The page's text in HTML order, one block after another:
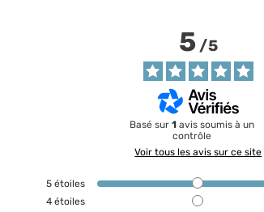
5/5
Basé sur 1 avis soumis à un
contrôle
Voir tous les avis sur ce site
5 étoiles
4 étoiles